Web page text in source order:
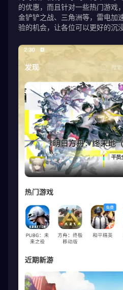
的优惠，而且针对一些热门游戏
金铲铲之战、三角洲等，雷电加
验的机会，让各位可以更好的沉